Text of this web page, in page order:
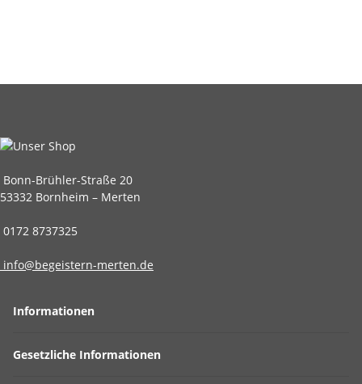
Bonn-Brühler-Straße 20
53332 Bornheim – Merten
0172 8737325
info@begeistern-merten.de
Informationen
Gesetzliche Informationen